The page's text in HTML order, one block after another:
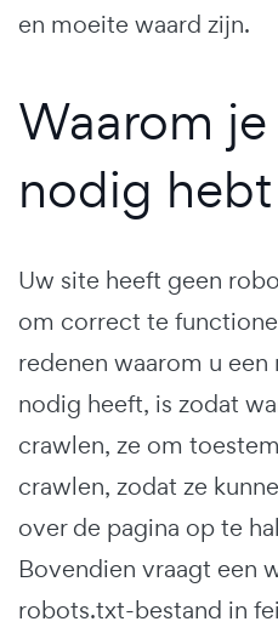
en moeite waard zijn.
Waarom
nodig hebt
Uw site heeft geen
om correct te
redenen waarom u
nodig heeft, is zodat
crawlen, ze om
crawlen, zodat ze
over de pagina op te
Bovendien vraagt een
robots.txt-bestand in